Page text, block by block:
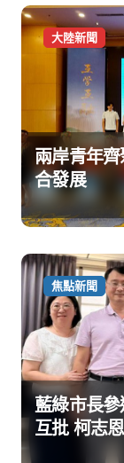
大陸新聞
兩岸青年
合發展
焦點新聞
藍綠市長
互批 柯志
防+產業」